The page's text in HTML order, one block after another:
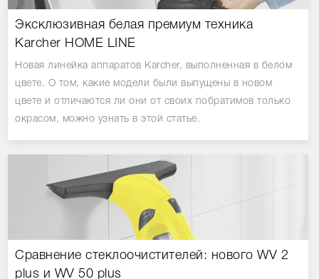
Эксклюзивная белая премиум техника
Karcher HOME LINE
Новая линейка аппаратов Karcher, выполненная в белом
цвете. О том, какие модели были выпущены в новом
цвете и отличаются ли они от своих побратимов только
окрасом, можно узнать в этой статье.
Сравнение стеклоочистителей: нового WV 2
plus и WV 50 plus